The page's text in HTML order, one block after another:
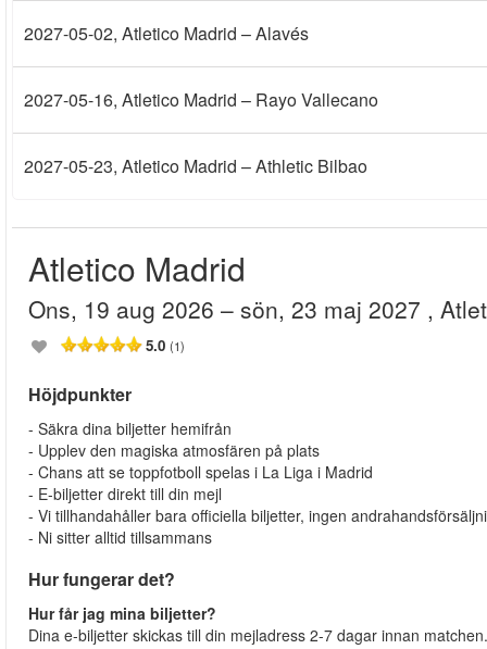
2027-05-02, Atletico Madrid – Alavés
2027-05-16, Atletico Madrid – Rayo Vallecano
2027-05-23, Atletico Madrid – Athletic Bilbao
Atletico Madrid
ons, 19 aug 2026 – sön, 23 maj 2027 ,
5.0 (1)
Höjdpunkter
- Säkra dina biljetter hemifrån
- Upplev den magiska atmosfären på plats
- Chans att se toppfotboll spelas i La Liga i Madrid
- E-biljetter direkt till din mejl
- Vi tillhandahåller bara officiella biljetter, ingen
- Ni sitter alltid tillsammans
Hur fungerar det?
Hur får jag mina biljetter?
Dina e-biljetter skickas till din mejladress 2-7 dagar innan matchen.